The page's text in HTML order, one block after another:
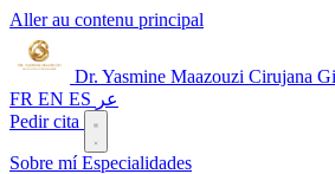
Aller au contenu principal
Dr. Yasmine Maazouzi Cirujana
FR EN ES عر
Pedir cita
Sobre míEspecialidades